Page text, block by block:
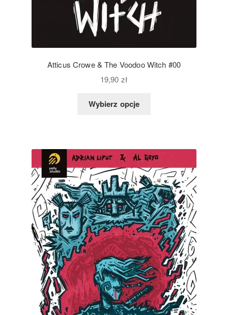
Atticus Crowe & The Voodoo Witch #00
19,90 zł
Wybierz opcje